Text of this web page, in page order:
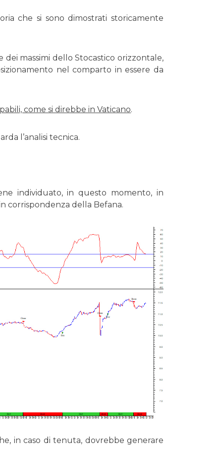
che si sono dimostrati storicamente
massimi dello Stocastico orizzontale,
nel comparto in essere da
come si direbbe in Vaticano.
l’analisi tecnica.
individuato, in questo momento, in
corrispondenza della Befana.
in caso di tenuta, dovrebbe generare